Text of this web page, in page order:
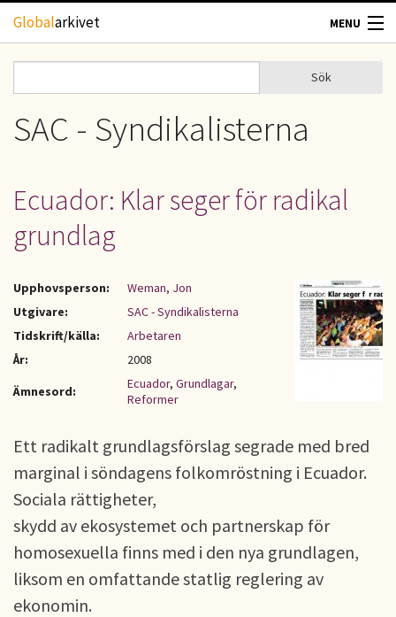
Hoppa till huvudinnehåll
Globalarkivet MENU
TIDSKRIFTER
UPPHOVSRÄTT
KONTAKT
Sökformulär
Sök
SAC - Syndikalisterna
Ecuador: Klar seger för radikal
grundlag
Upphovsperson:
Weman, Jon
Utgivare:
SAC - Syndikalisterna
Tidskrift/källa:
Arbetaren
År:
2008
Ämnesord:
Ecuador, Grundlagar,
Reformer
Ett radikalt grundlagsförslag segrade med bred
marginal i söndagens folkomröstning i Ecuador.
Sociala rättigheter,
skydd av ekosystemet och partnerskap för
homosexuella finns med i den nya grundlagen,
liksom en omfattande statlig reglering av
ekonomin.